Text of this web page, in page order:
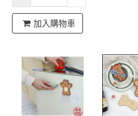
加入購物車